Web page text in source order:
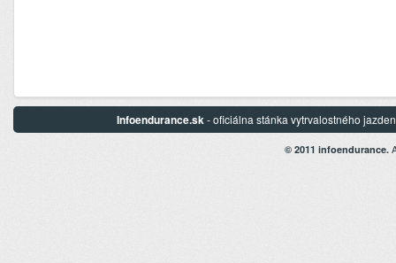
Infoendurance.sk - oficiálna stánka vytrvalostného
© 2011 infoendurance.